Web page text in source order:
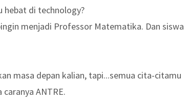
hebat di technology?
menjadi Professor Matematika. Dan siswa
masa depan kalian, tapi...semua cita-citamu
ANTRE.